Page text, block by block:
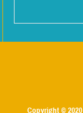
Copyright © 2020